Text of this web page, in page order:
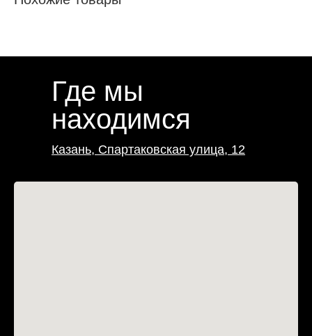
Где мы
находимся
Казань, Спартаковская улица, 12